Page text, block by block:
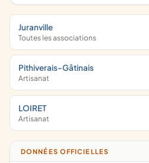
Juranville
Toutes les associations
Pithiverais-Gâtinais
Artisanat
LOIRET
Artisanat
DONNÉES OFFICIELLES